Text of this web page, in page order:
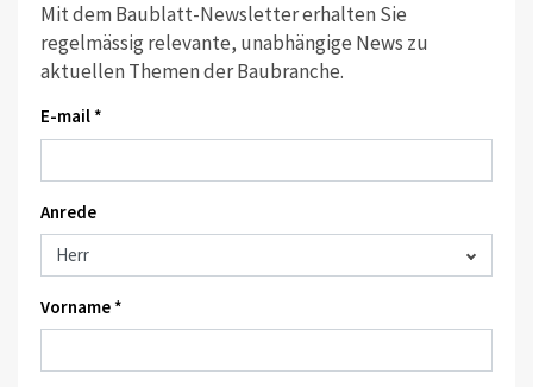
Mit dem Baublatt-Newsletter erhalten Sie
regelmässig relevante, unabhängige News zu
aktuellen Themen der Baubranche.
E-mail *
Anrede
Vorname *